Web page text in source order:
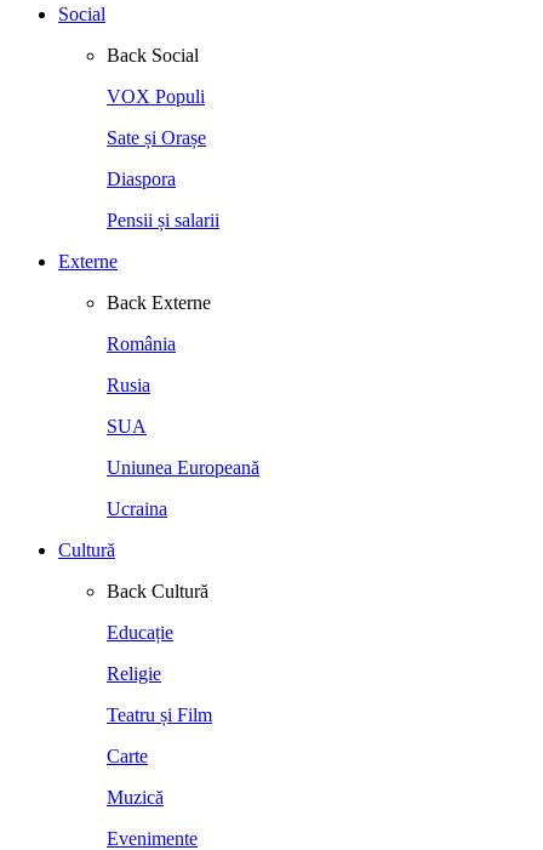
Social
Back Social
VOX Populi
Sate și Orașe
Diaspora
Pensii și salarii
Externe
Back Externe
România
Rusia
SUA
Uniunea Europeană
Ucraina
Cultură
Back Cultură
Educație
Religie
Teatru și Film
Carte
Muzică
Evenimente